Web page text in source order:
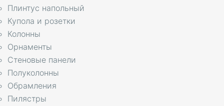
Плинтус напольный
Купола и розетки
Колонны
Орнаменты
Стеновые панели
Полуколонны
Обрамления
Пилястры